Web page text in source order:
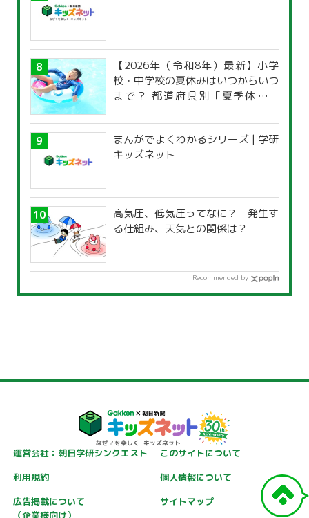
【2026年（令和8年）最新】小学
校・中学校の夏休みはいつからいつ
まで？ 都道府県別「夏季休暇一
まんがでよくわかるシリーズ | 学研
キッズネット
高気圧、低気圧ってなに？ 発生す
る仕組み、天気との関係は？
Recommended by
運営会社：朝日学研シンクエスト
このサイトについて
利用規約
個人情報について
広告掲載について
（企業様向け）
サイトマップ